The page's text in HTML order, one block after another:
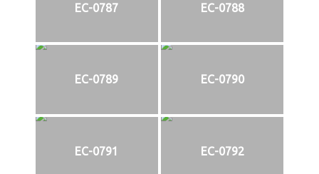
EC-0787 EC-0788
EC-0789 EC-0790
EC-0791 EC-0792